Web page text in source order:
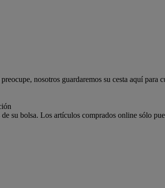
nosotros guardaremos su cesta aquí para
su bolsa. Los artículos comprados online sólo